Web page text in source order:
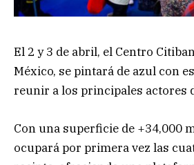
El 2 y 3 de abril, el Centro
México, se pintará de azul con
reunir a los principales actores
Con una superficie de +34,000
ocupará por primera vez las